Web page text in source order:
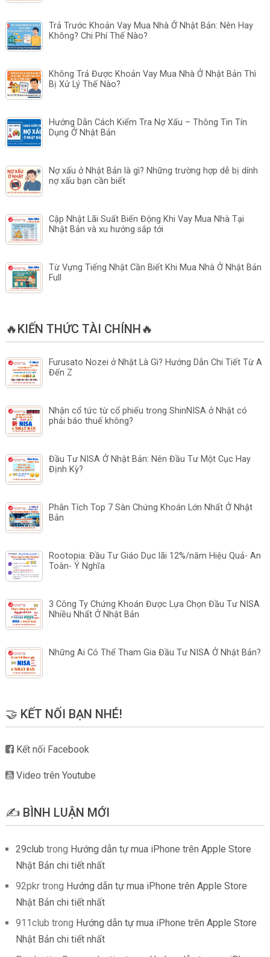
Trả Trước Khoản Vay Mua Nhà Ở Nhật Bản: Nên Hay
Không? Chi Phí Thế Nào?
Không Trả Được Khoản Vay Mua Nhà Ở Nhật Bản Thì
Bị Xử Lý Thế Nào?
Hướng Dẫn Cách Kiểm Tra Nợ Xấu – Thông Tin Tín
Dụng Ở Nhật Bản
Nợ xấu ở Nhật Bản là gì? Những trường hợp dễ bị dính
nợ xấu bạn cần biết
Cập Nhật Lãi Suất Biến Động Khi Vay Mua Nhà Tại
Nhật Bản và xu hướng sắp tới
Từ Vựng Tiếng Nhật Cần Biết Khi Mua Nhà Ở Nhật Bản
Full
🔥KIẾN THỨC TÀI CHÍNH🔥
Furusato Nozei ở Nhật Là Gì? Hướng Dẫn Chi Tiết Từ A
Đến Z
Nhận cổ tức từ cổ phiếu trong ShinNISA ở Nhật có
phải báo thuế không?
Đầu Tư NISA Ở Nhật Bản: Nên Đầu Tư Một Cục Hay
Định Kỳ?
Phân Tích Top 7 Sàn Chứng Khoán Lớn Nhất Ở Nhật
Bản
Rootopia: Đầu Tư Giáo Dục lãi 12%/năm Hiệu Quả- An
Toàn- Ý Nghĩa
3 Công Ty Chứng Khoán Được Lựa Chọn Đầu Tư NISA
Nhiều Nhất Ở Nhật Bản
Những Ai Có Thể Tham Gia Đầu Tư NISA Ở Nhật Bản?
🤝 KẾT NỐI BẠN NHÉ!
Kết nối Facebook
Video trên Youtube
✍️ BÌNH LUẬN MỚI
29club trong Hướng dẫn tự mua iPhone trên Apple Store
Nhật Bản chi tiết nhất
92pkrtrong Hướng dẫn tự mua iPhone trên Apple Store
Nhật Bản chi tiết nhất
911club trong Hướng dẫn tự mua iPhone trên Apple Store
Nhật Bản chi tiết nhất